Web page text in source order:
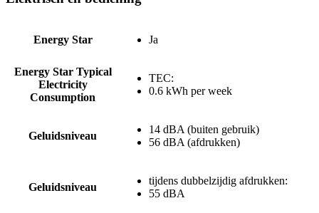
Energy Star Ja
Energy Star Typical
Electricity
Consumption
TEC:
0.6 kWh per week
Geluidsniveau
14 dBA (buiten gebruik)
56 dBA (afdrukken)
Geluidsniveau
tijdens dubbelzijdig afdrukken:
55 dBA